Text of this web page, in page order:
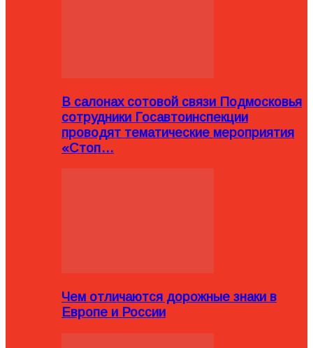
В салонах сотовой связи Подмосковья
сотрудники Госавтоинспекции
проводят тематические мероприятия
«Стоп…
Чем отличаются дорожные знаки в
Европе и России